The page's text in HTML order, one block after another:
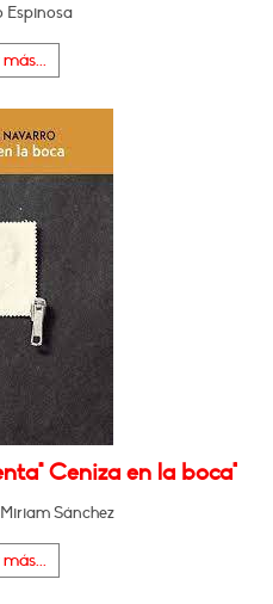
Espinosa
más...
Ceniza en la boca"
Sánchez
más...